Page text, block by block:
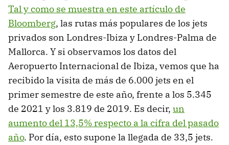
Tal y como se muestra en este artículo de
Bloomberg, las rutas más populares de los jets
privados son Londres-Ibiza y Londres-Palma de
Mallorca. Y si observamos los datos del
Aeropuerto Internacional de Ibiza, vemos que ha
recibido la visita de más de 6.000 jets en el
primer semestre de este año, frente a los 5.345
de 2021 y los 3.819 de 2019. Es decir, un
aumento del 13,5% respecto a la cifra del pasado
año. Por día, esto supone la llegada de 33,5 jets.